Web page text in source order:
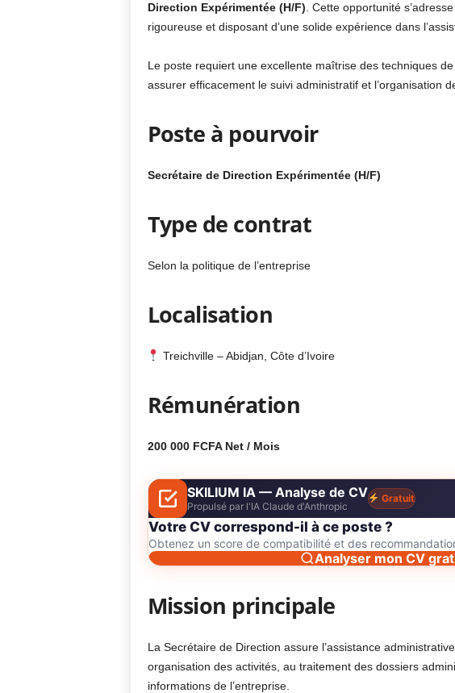
Direction Expérimentée (H/F) . Cette opportunité
rigoureuse et disposant d’une solide expérience dans
Le poste requiert une excellente maîtrise des techniques
assurer efficacement le suivi administratif et l’organisation
Poste à pourvoir
Secrétaire de Direction Expérimentée (H/F)
Type de contrat
Selon la politique de l’entreprise
Localisation
Treichville – Abidjan, Côte d’Ivoire
Rémunération
200 000 FCFA Net / Mois
SKILIUM IA — Analyse de CV
Propulsé par l'IA Claude d'Anthropic
Gratuit
Votre CV correspond-il à ce poste ?
Obtenez un score de compatibilité et des
Analyser mon CV
Mission principale
La Secrétaire de Direction assure l’assistance
organisation des activités, au traitement des dossiers
informations de l’entreprise.